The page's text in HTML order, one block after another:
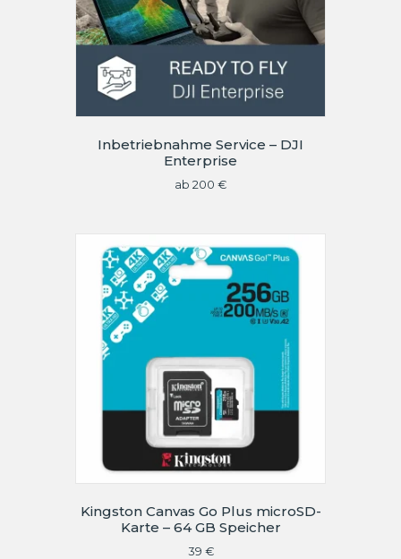
Inbetriebnahme Service – DJI
Enterprise
ab 200 €
Kingston Canvas Go Plus microSD-
Karte – 64 GB Speicher
39 €